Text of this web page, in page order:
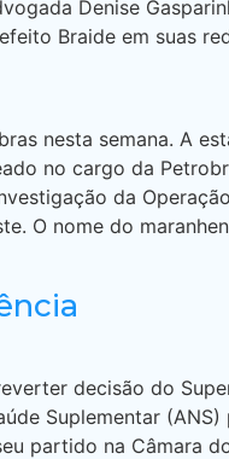
Denise
Braide em suas
nesta semana. A
no cargo da
da
O nome do
decisão do
Suplementar
partido na Câmara